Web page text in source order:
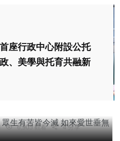
座行政中心附設公托
、美學與托育共融新
6,905 觀看 4 分享